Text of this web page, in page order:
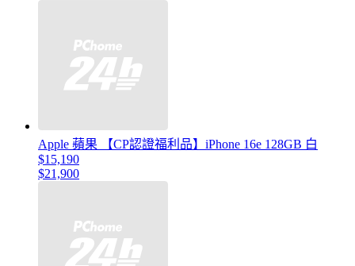
Apple 蘋果 【CP認證福利品】iPhone 16e 128GB 白
$15,190
$21,900